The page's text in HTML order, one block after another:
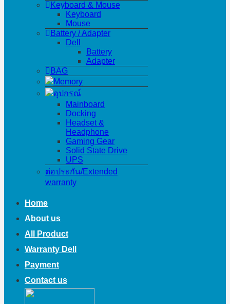
Keyboard & Mouse
Keyboard
Mouse
Battery / Adapter
Dell
Battery
Adapter
BAG
Memory
อุปกรณ์
Mainboard
Docking
Headset &
Headphone
Gaming Gear
Solid State Drive
UPS
ต่อประกัน/Extended
warranty
Home
About us
All Product
Warranty Dell
Payment
Contact us